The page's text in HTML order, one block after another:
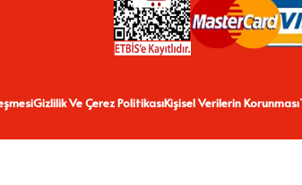
Gizlilik Ve Çerez PolitikasıKişisel Verilerin Korunması